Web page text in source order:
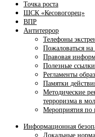
Точка роста
ШСК «Кесовогорец»
ВПР
Антитеррор
Телефоны
Пожаловаться
Правовая
Полезные ссылки
Регламенты
Памятки
Методические
терроризма в
Мероприятия по
Информационная
Локальные